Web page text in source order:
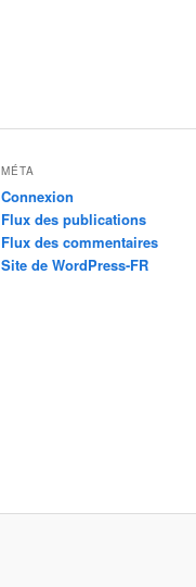
MÉTA
Connexion
Flux des publications
Flux des commentaires
Site de WordPress-FR